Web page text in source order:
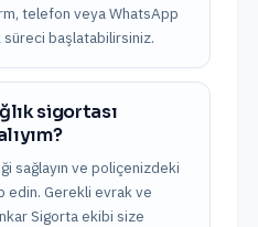
telefon veya WhatsApp
başlatabilirsiniz.
sigortası
sağlayın ve poliçenizdeki
edin. Gerekli evrak ve
Sigorta ekibi size